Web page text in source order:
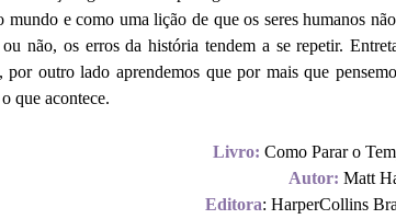
mundo e como uma lição de que os seres humanos
não, os erros da história tendem a se repetir.
outro lado aprendemos que por mais que
que acontece.
Livro: Como Parar o
Autor: Matt
Editora: HarperCollins